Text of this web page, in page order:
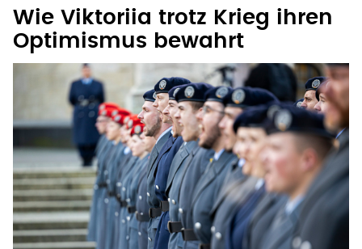
Wie Viktoriia trotz Krieg ihren
Optimismus bewahrt